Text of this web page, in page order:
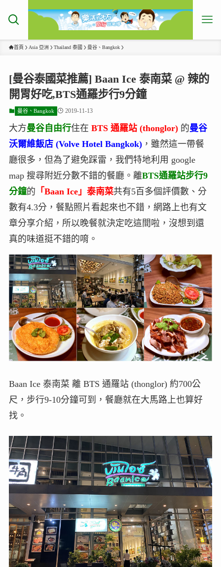
首頁 Asia 亞洲 Thailand 泰國 曼谷、Bangkok
[曼谷泰國菜推薦] Baan Ice 泰南菜 @ 辣的
開胃好吃,BTS通羅步行9分鐘
曼谷、Bangkok 2019-11-13
大方曼谷自由行住在 BTS 通羅站 (thonglor) 的曼谷
沃爾維飯店 (Volve Hotel Bangkok)，雖然這一帶餐
廳很多，但為了避免踩雷，我們特地利用 google
map 搜尋附近分數不錯的餐廳。離BTS通羅站步行9
分鐘的 「Baan Ice」泰南菜共有5百多個評價數、分
數有4.3分，餐點照片看起來也不錯，網路上也有文
章分享介紹，所以晚餐就決定吃這間啦，沒想到還
真的味道挺不錯的唷。
Baan Ice 泰南菜 離 BTS 通羅站 (thonglor) 約700公
尺，步行9-10分鐘可到，餐廳就在大馬路上也算好
找。